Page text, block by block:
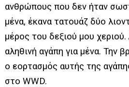
ανθρώπους που δεν ήταν
μένα, έκανα τατουάζ δύο
μέρος του δεξιού μου
αληθινή αγάπη για μένα. Την
ο εορτασμός αυτής της
στο WWD.